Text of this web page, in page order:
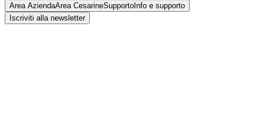
Area AziendaArea CesarineSupporto Info e supporto
Iscriviti alla newsletter